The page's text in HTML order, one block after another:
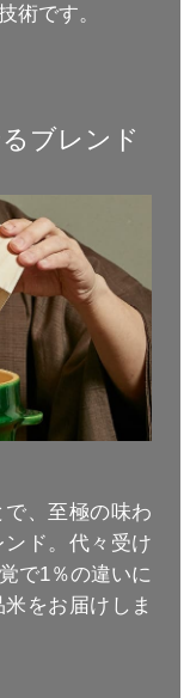
術です。
ブレンド
、至極の味わ
ド。代々受け
で1％の違いに
をお届けしま